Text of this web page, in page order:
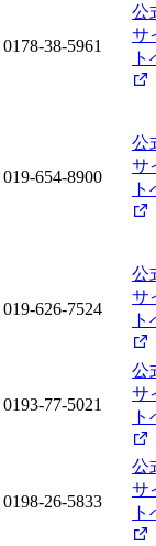
0178-38-5961
公
サ
ト
019-654-8900
公
サ
ト
019-626-7524
公
サ
ト
0193-77-5021
公
サ
ト
0198-26-5833
公
サ
ト